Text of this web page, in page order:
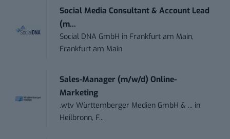
Social Media Consultant & Account Lead
(m...
Social DNA GmbH in Frankfurt am Main,
Frankfurt am Main
Sales-Manager (m/w/d) Online-
Marketing
.wtv Württemberger Medien GmbH & ... in
Heilbronn, F...